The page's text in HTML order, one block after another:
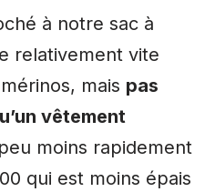
à notre sac à
relativement vite
mais pas
vêtement
moins rapidement
qui est moins épais